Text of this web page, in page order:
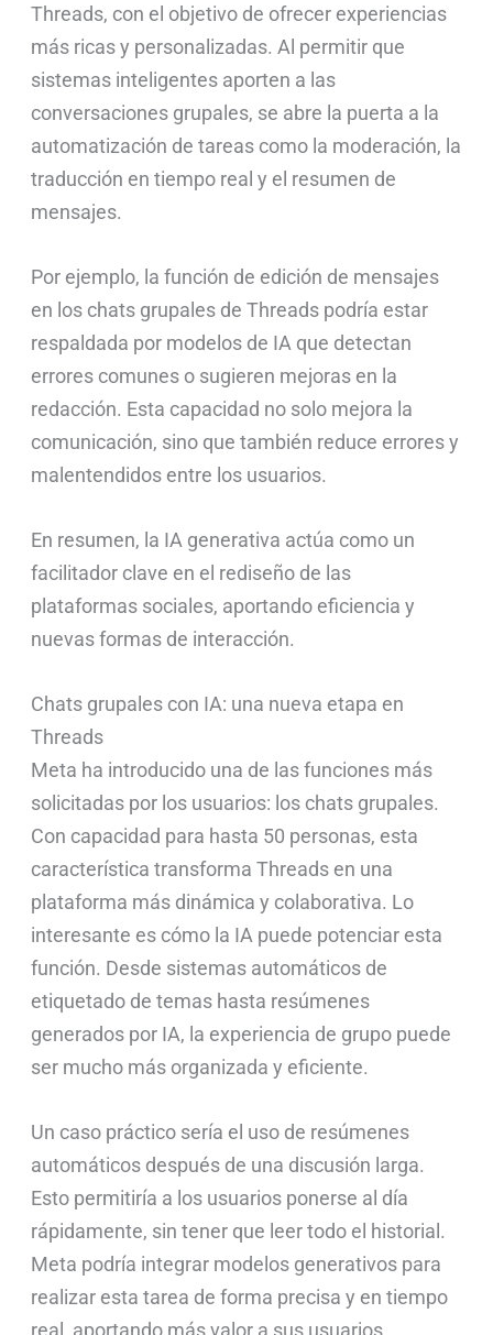
Threads, con el objetivo de ofrecer experiencias
más ricas y personalizadas. Al permitir que
sistemas inteligentes aporten a las
conversaciones grupales, se abre la puerta a la
automatización de tareas como la moderación, la
traducción en tiempo real y el resumen de
mensajes.
Por ejemplo, la función de edición de mensajes
en los chats grupales de Threads podría estar
respaldada por modelos de IA que detectan
errores comunes o sugieren mejoras en la
redacción. Esta capacidad no solo mejora la
comunicación, sino que también reduce errores y
malentendidos entre los usuarios.
En resumen, la IA generativa actúa como un
facilitador clave en el rediseño de las
plataformas sociales, aportando eficiencia y
nuevas formas de interacción.
Chats grupales con IA: una nueva etapa en
Threads
Meta ha introducido una de las funciones más
solicitadas por los usuarios: los chats grupales.
Con capacidad para hasta 50 personas, esta
característica transforma Threads en una
plataforma más dinámica y colaborativa. Lo
interesante es cómo la IA puede potenciar esta
función. Desde sistemas automáticos de
etiquetado de temas hasta resúmenes
generados por IA, la experiencia de grupo puede
ser mucho más organizada y eficiente.
Un caso práctico sería el uso de resúmenes
automáticos después de una discusión larga.
Esto permitiría a los usuarios ponerse al día
rápidamente, sin tener que leer todo el historial.
Meta podría integrar modelos generativos para
realizar esta tarea de forma precisa y en tiempo
real, aportando más valor a sus usuarios.